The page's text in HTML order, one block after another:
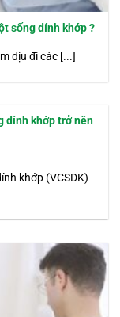
sống dính khớp ?
dịu đi các [...]
dính khớp trở nên
khớp (VCSDK)